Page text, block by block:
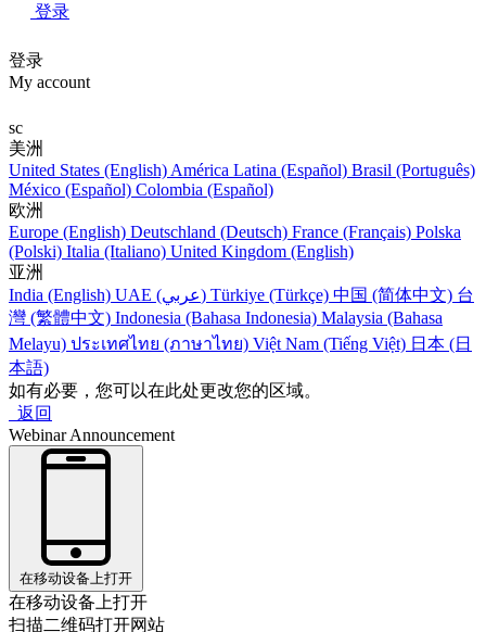
登录
登录
My account
sc
美洲
United States (English) América Latina (Español) Brasil (Português)
México (Español) Colombia (Español)
欧洲
Europe (English) Deutschland (Deutsch) France (Français) Polska
(Polski) Italia (Italiano) United Kingdom (English)
亚洲
India (English)
UAE (عربي) Türkiye (Türkçe) 中国 (简体中文) 台
灣 (繁體中文) Indonesia (Bahasa Indonesia) Malaysia (Bahasa
Melayu) ประเทศไทย (ภาษาไทย) Việt Nam (Tiếng Việt) 日本 (日
本語)
如有必要，您可以在此处更改您的区域。
返回
Webinar Announcement
在移动设备上打开
在移动设备上打开
扫描二维码打开网站